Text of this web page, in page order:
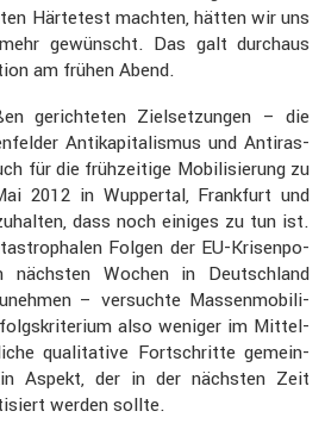
Härte­test machten, hätten wir uns
gewünscht. Das galt durchaus
am frühen Abend.
gerich­teten Zielset­zungen – die
Antika­pi­ta­lismus und Antiras­
für die frühzei­tige Mobili­sie­rung zu
2012 in Wuppertal, Frank­furt und
dass noch einiges zu tun ist.
Folgen der EU-Krisen­po­
Wochen in Deutsch­land
– versuchte Massen­mo­bi­li­
also weniger im Mittel­
quali­ta­tive Fortschritte gemein­
Aspekt, der in der nächsten Zeit
werden sollte.